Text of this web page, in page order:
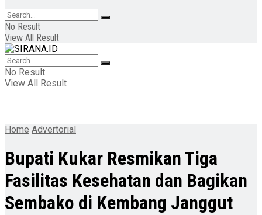
No Result
View All Result
No Result
View All Result
Home Advertorial
Bupati Kukar Resmikan Tiga
Fasilitas Kesehatan dan Bagikan
Sembako di Kembang Janggut